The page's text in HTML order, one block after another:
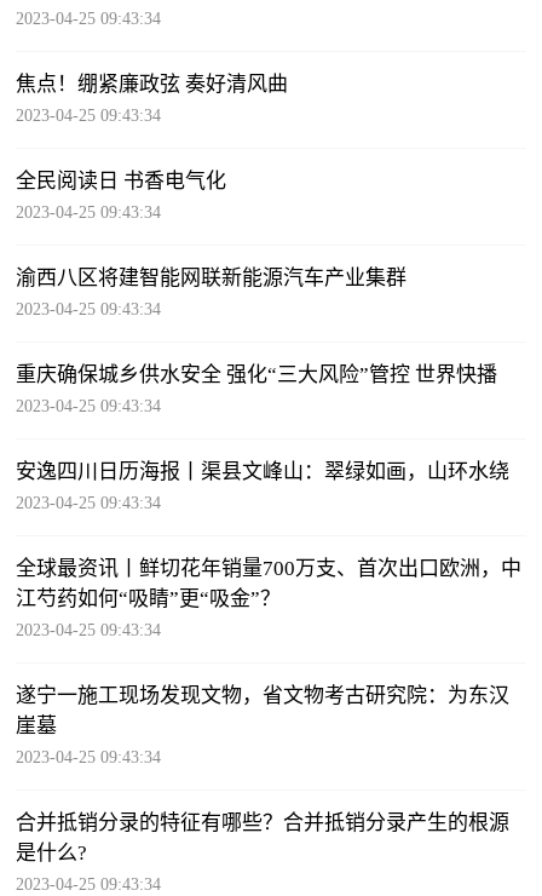
2023-04-25 09:43:34
焦点！绷紧廉政弦 奏好清风曲
2023-04-25 09:43:34
全民阅读日 书香电气化
2023-04-25 09:43:34
渝西八区将建智能网联新能源汽车产业集群
2023-04-25 09:43:34
重庆确保城乡供水安全 强化“三大风险”管控 世界快播
2023-04-25 09:43:34
安逸四川日历海报丨渠县文峰山：翠绿如画，山环水绕
2023-04-25 09:43:34
全球最资讯丨鲜切花年销量700万支、首次出口欧洲，中
江芍药如何“吸睛”更“吸金”？
2023-04-25 09:43:34
遂宁一施工现场发现文物，省文物考古研究院：为东汉
崖墓
2023-04-25 09:43:34
合并抵销分录的特征有哪些？合并抵销分录产生的根源
是什么?
2023-04-25 09:43:34